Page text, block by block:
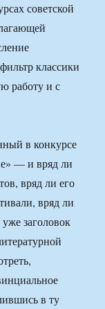
советской
классики
работу и с
в конкурсе
— и вряд ли
вряд ли его
вряд ли
заголовок
в ту